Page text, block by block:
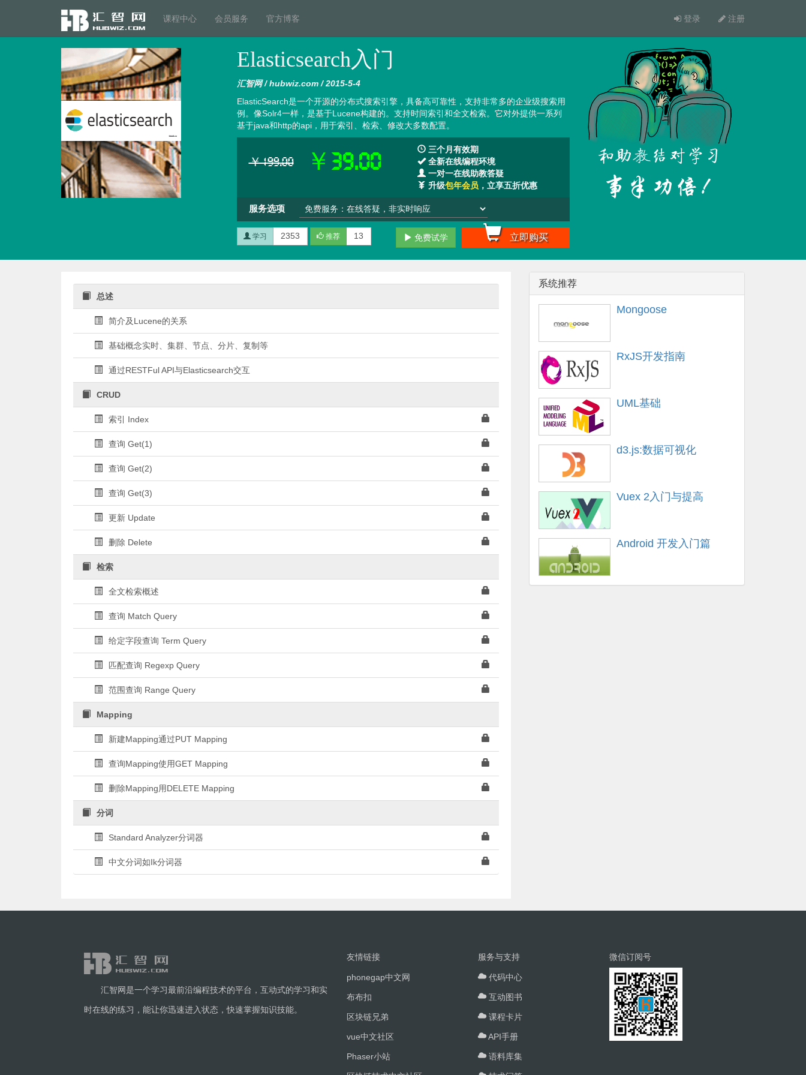
课程中心 会员服务 官方博客 登录 注册
Elasticsearch入门
汇智网 / hubwiz.com / 2015-5-4
ElasticSearch是一个开源的分布式搜索引擎，具备高可靠性，支持非常多的企业级搜索用
例。像Solr4一样，是基于Lucene构建的。支持时间索引和全文检索。它对外提供一系列
基于java和http的api，用于索引、检索、修改大多数配置。
￥199.00 ￥39.00
三个月有效期
全新在线编程环境
一对一在线助教答疑
升级包年会员 ，立享五折优惠
服务选项
学习 2353 推荐 13 立即购买
免费试学
总述
简介及Lucene的关系
基础概念实时、集群、节点、分片、复制等
通过RESTFul API与Elasticsearch交互
CRUD
索引 Index
查询 Get(1)
查询 Get(2)
查询 Get(3)
更新 Update
删除 Delete
检索
全文检索概述
查询 Match Query
给定字段查询 Term Query
匹配查询 Regexp Query
范围查询 Range Query
Mapping
新建Mapping通过PUT Mapping
查询Mapping使用GET Mapping
删除Mapping用DELETE Mapping
分词
Standard Analyzer分词器
中文分词如Ik分词器
系统推荐
Mongoose
RxJS开发指南
UML基础
d3.js:数据可视化
Vuex 2入门与提高
Android 开发入门篇
汇智网是一个学习最前沿编程技术的平台，互动式的学习和实
时在线的练习，能让你迅速进入状态，快速掌握知识技能。
友情链接
phonegap中文网
布布扣
区块链兄弟
vue中文社区
Phaser小站
服务与支持
代码中心
互动图书
课程卡片
API手册
语料库集
微信订阅号